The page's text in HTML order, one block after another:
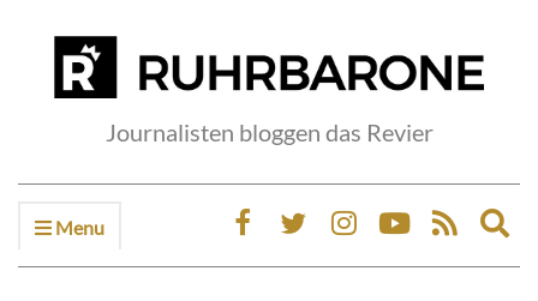
Journalisten bloggen das Revier
Menu